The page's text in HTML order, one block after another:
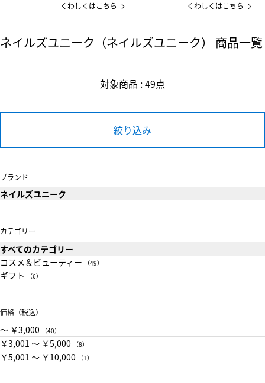
くわしくはこちら くわしくはこちら
ネイルズユニーク（ネイルズユニーク） 商品一覧
対象商品 : 49点
絞り込み
ブランド
ネイルズユニーク
カテゴリー
すべてのカテゴリー
コスメ＆ビューティー
（49）
ギフト （6）
価格（税込）
〜 ￥3,000 （40）
￥3,001 〜 ￥5,000 （8）
￥5,001 〜 ￥10,000 （1）